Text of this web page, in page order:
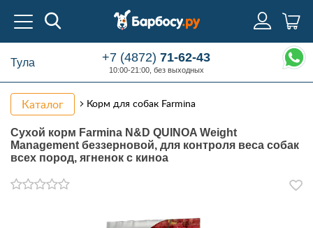
Тула +7 (4872)71-62-43
10:00-21:00, без выходных
Каталог Корм для собак Farmina
Сухой корм Farmina N&D QUINOA Weight
Management беззерновой, для контроля веса собак
всех пород, ягненок с киноа